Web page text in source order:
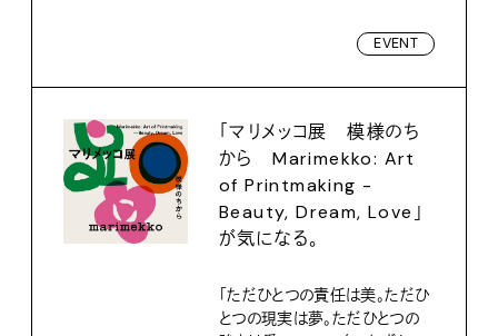
EVENT
「マリメッコ展 模様のち
から Marimekko: Art
of Printmaking -
Beauty, Dream, Love」
が気になる。
「ただひとつの責任は美。ただひ
とつの現実は夢。ただひとつの